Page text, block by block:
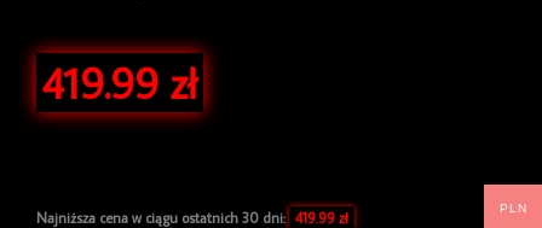
419.99 zł
Najniższa cena w ciągu ostatnich 30 dni: 419.99 zł
PLN